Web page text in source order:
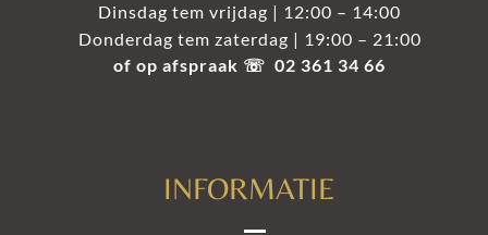
Dinsdag tem vrijdag | 12:00 – 14:00
Donderdag tem zaterdag | 19:00 – 21:00
of op afspraak ☏ 02 361 34 66
INFORMATIE